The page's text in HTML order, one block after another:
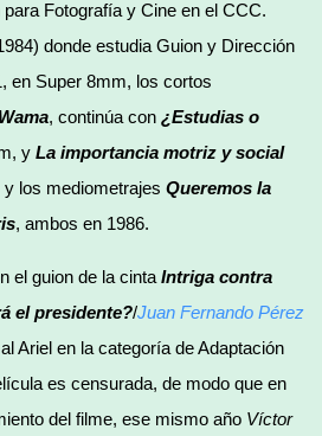
Fotografía y Cine en el CCC.
donde estudia Guion y Dirección
en Super 8mm, los cortos
, continúa con ¿Estudias o
y La importancia motriz y social
los mediometrajes Queremos la
, ambos en 1986.
el guion de la cinta Intriga contra
el presidente?/Juan Fernando Pérez
Ariel en la categoría de Adaptación
es censurada, de modo que en
del filme, ese mismo año Víctor